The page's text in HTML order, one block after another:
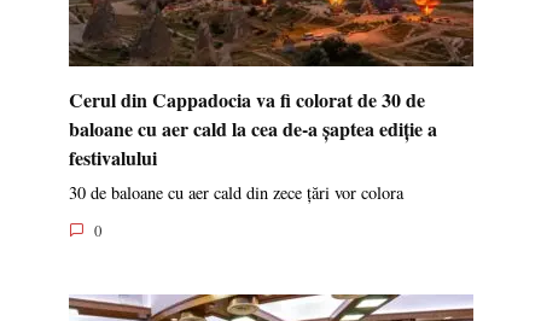
Cerul din Cappadocia va fi colorat de 30 de
baloane cu aer cald la cea de-a șaptea ediție a
festivalului
30 de baloane cu aer cald din zece țări vor colora
0